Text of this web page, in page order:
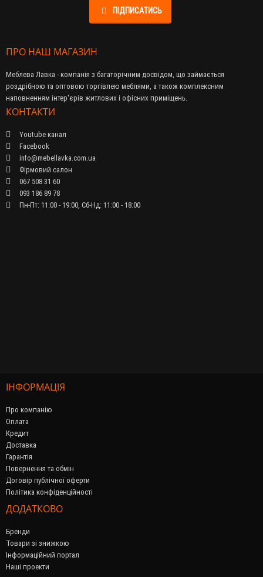
ПІДПИСАТИСЬ
ПРО НАШ МАГАЗИН
Меблева Лавка - компанія з багаторічним досвідом, що займається
роздрібною та оптовою торгівлею меблями, а також комплексним
наповненням інтер'єрів житлових і офісних приміщень.
КОНТАКТИ
Youtube канал
Facebook
info@mebellavka.com.ua
Фірмовий салон
067 508 31 60
093 186 89 78
Пн-Пт: 11:00 - 19:00, Сб-Нд: 11:00 - 18:00
ІНФОРМАЦІЯ
Про компанію
Оплата
Кредит
Доставка
Гарантія
Повернення та обмін
Договір публічної оферти
Політика конфіденційності
ДОДАТКОВО
Бренди
Товари зі знижкою
Інформаційний портал
Наші проекти